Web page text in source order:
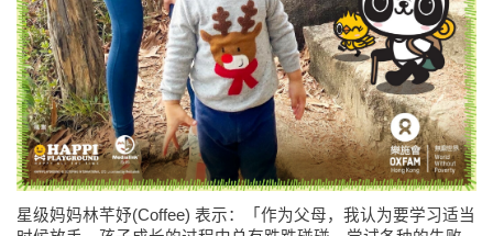
星级妈妈林芊妤(Coffee) 表示：「作为父母，我认为要学习适当